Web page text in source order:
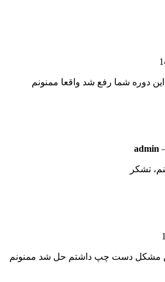
این دوره شما رفع شد واقعا ممنونم
admin
تشکر
مشکل دست چپ داشتم حل شد ممنونم